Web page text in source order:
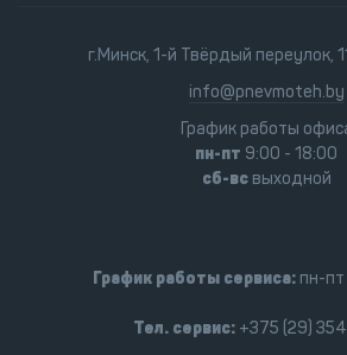
г.Минск, 1-й Твёрдый переулок,
info@pnevmoteh.by
График работы
пн-пт 9:00 - 18:00
сб-всвыходной
График работы сервиса:пн-пт
Тел. сервис:+375 (29)